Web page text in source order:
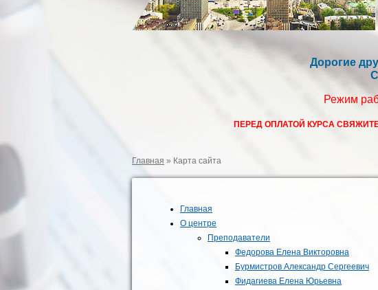
Дорогие
Режим
ПЕРЕД ОПЛАТОЙ КУРСА
Главная » Карта сайта
Главная
О центре
Преподаватели
Федорова Елена Викторовна
Бурмистров Александр Сергеевич
Фидагиева Елена Юрьевна